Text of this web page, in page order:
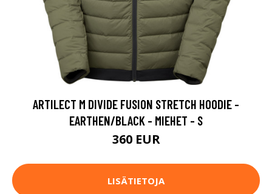
ARTILECT M DIVIDE FUSION STRETCH HOODIE -
EARTHEN/BLACK - MIEHET - S
360 EUR
LISÄTIETOJA